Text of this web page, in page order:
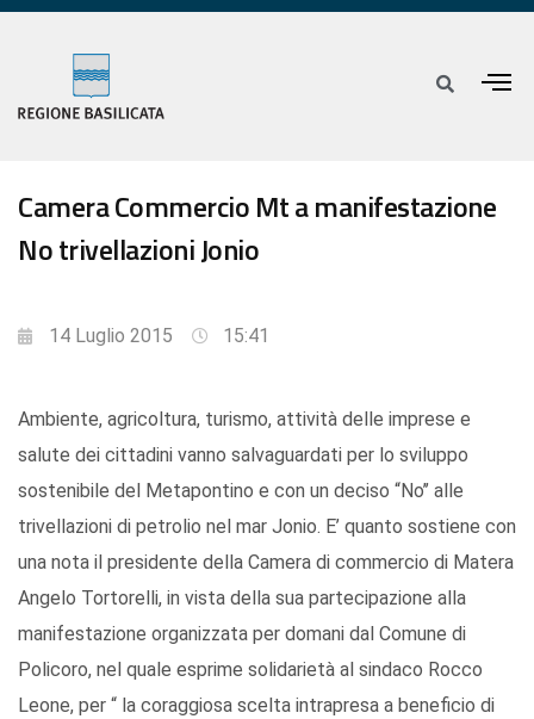
Camera Commercio Mt a manifestazione
No trivellazioni Jonio
14 Luglio 2015 15:41
Ambiente, agricoltura, turismo, attività delle imprese e
salute dei cittadini vanno salvaguardati per lo sviluppo
sostenibile del Metapontino e con un deciso “No’’ alle
trivellazioni di petrolio nel mar Jonio. E’ quanto sostiene con
una nota il presidente della Camera di commercio di Matera
Angelo Tortorelli, in vista della sua partecipazione alla
manifestazione organizzata per domani dal Comune di
Policoro, nel quale esprime solidarietà al sindaco Rocco
Leone, per “ la coraggiosa scelta intrapresa a beneficio di